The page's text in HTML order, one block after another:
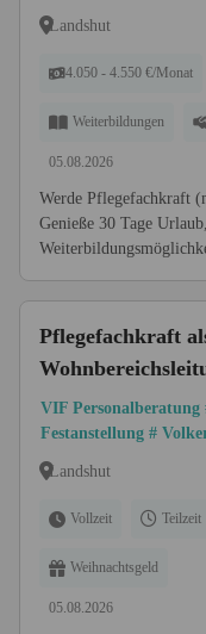
Landshut
4.050 - 4.550 €/Monat
Weiterbildungen
05.08.2026
Werde Pflegefachkraft
Genieße 30 Tage
Pflegefachkraft
(m/w/d) bis
Landshut
VIF
Festanstellung #
Landshut
Vollzeit Teilzeit
Weihnachtsgeld
05.08.2026